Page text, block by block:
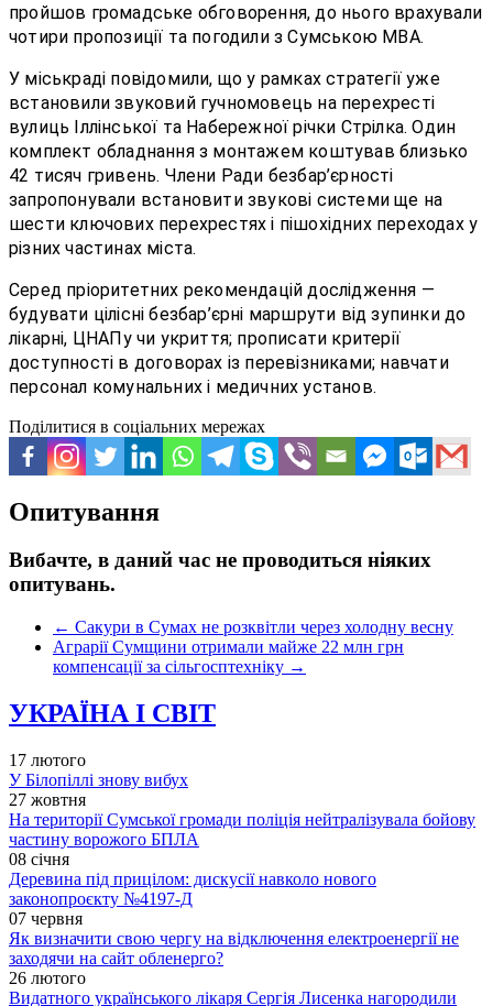
пройшов громадське обговорення, до нього врахували
чотири пропозиції та погодили з Сумською МВА.
У міськраді повідомили, що у рамках стратегії уже
встановили звуковий гучномовець на перехресті
вулиць Іллінської та Набережної річки Стрілка. Один
комплект обладнання з монтажем коштував близько
42 тисяч гривень. Члени Ради безбар’єрності
запропонували встановити звукові системи ще на
шести ключових перехрестях і пішохідних переходах у
різних частинах міста.
Серед пріоритетних рекомендацій дослідження —
будувати цілісні безбар’єрні маршрути від зупинки до
лікарні, ЦНАПу чи укриття; прописати критерії
доступності в договорах із перевізниками; навчати
персонал комунальних і медичних установ.
Поділитися в соціальних мережах
Опитування
Вибачте, в даний час не проводиться ніяких
опитувань.
← Сакури в Сумах не розквітли через холодну весну
Аграрії Сумщини отримали майже 22 млн грн
компенсації за сільгосптехніку →
УКРАЇНА І СВІТ
17 лютого
У Білопіллі знову вибух
27 жовтня
На території Сумської громади поліція нейтралізувала бойову
частину ворожого БПЛА
08 січня
Деревина під прицілом: дискусії навколо нового
законопроєкту №4197-Д
07 червня
Як визначити свою чергу на відключення електроенергії не
заходячи на сайт обленерго?
26 лютого
Видатного українського лікаря Сергія Лисенка нагородили